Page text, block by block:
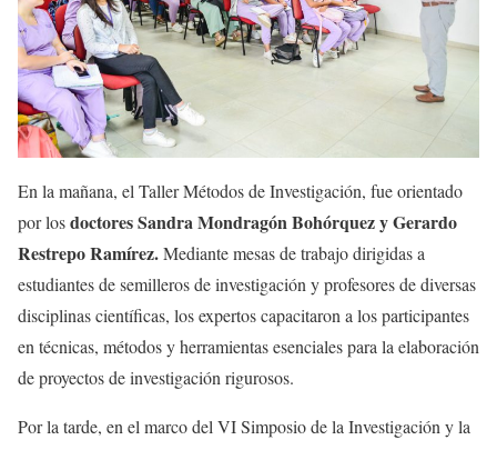
En la mañana, el Taller Métodos de Investigación, fue orientado
por losdoctores Sandra Mondragón Bohórquez y Gerardo
Restrepo Ramírez.Mediante mesas de trabajo dirigidas a
estudiantes de semilleros de investigación y profesores de diversas
disciplinas científicas, los expertos capacitaron a los participantes
en técnicas, métodos y herramientas esenciales para la elaboración
de proyectos de investigación rigurosos.
Por la tarde, en el marco del VI Simposio de la Investigación y la